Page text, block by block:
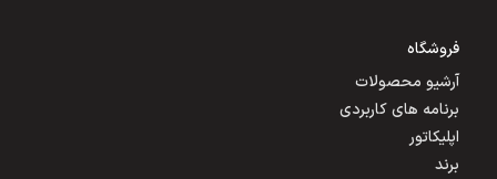
فروشگاه
آرشیو محصولات
برنامه های کاربردی
اپلیکاتور
برند